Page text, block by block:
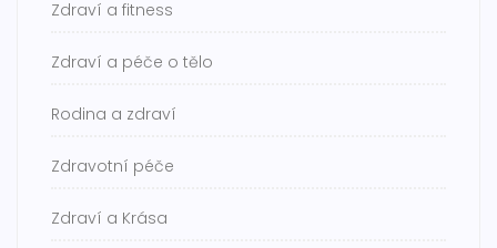
Zdraví a fitness
Zdraví a péče o tělo
Rodina a zdraví
Zdravotní péče
Zdraví a Krása